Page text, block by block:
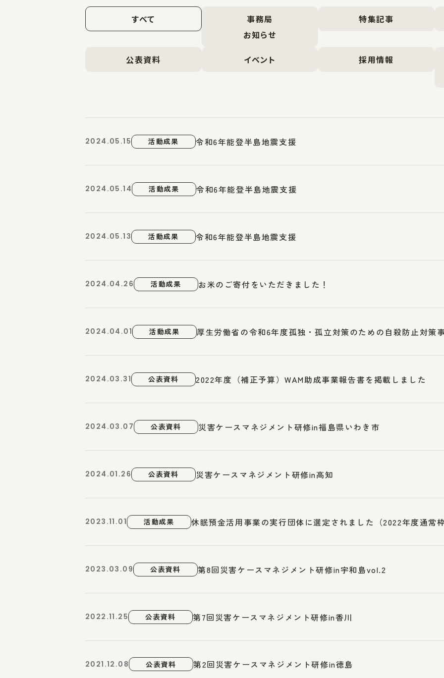
すべて
事務局
お知らせ
特集記事
公表資料 イベント 採用情報
2024.05.15 活動成果 令和6年能登半島地震支援
2024.05.14 活動成果 令和6年能登半島地震支援
2024.05.13 活動成果 令和6年能登半島地震支援
2024.04.26 活動成果 お米のご寄付をいただきました！
2024.04.01 活動成果 厚生労働省の令和6年度孤独・孤立対策のための自殺防止対策
2024.03.31 公表資料 2022年度（補正予算）WAM助成事業報告書を掲載しました
2024.03.07 公表資料 災害ケースマネジメント研修in福島県いわき市
2024.01.26 公表資料 災害ケースマネジメント研修in高知
2023.11.01 活動成果 休眠預金活用事業の実行団体に選定されました（2022年度通常
2023.03.09 公表資料 第8回災害ケースマネジメント研修in宇和島vol.2
2022.11.25 公表資料 第7回災害ケースマネジメント研修in香川
2021.12.08 公表資料 第2回災害ケースマネジメント研修in徳島